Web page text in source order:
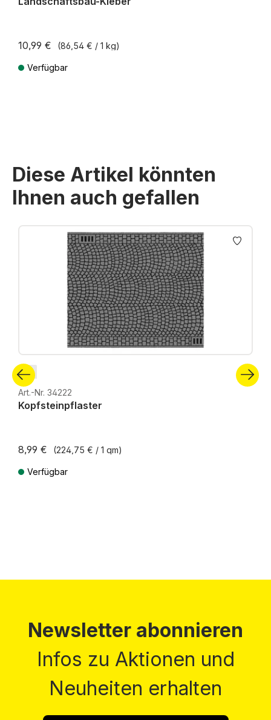
10,99 € (86,54 € / 1 kg)
Verfügbar
Diese Artikel könnten
Ihnen auch gefallen
Produktgalerie überspringen
N
Art.-Nr. 34222
Kopfsteinpflaster
8,99 € (224,75 € / 1 qm)
Verfügbar
Newsletter abonnieren
Infos zu Aktionen und
Neuheiten erhalten